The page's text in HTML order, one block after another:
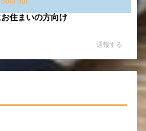
住まいの方向け
通報する